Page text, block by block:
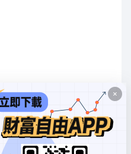
10/頁 1